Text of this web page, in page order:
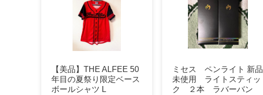
【美品】THE ALFEE 50
年目の夏祭り限定ベース
ボールシャツ L
ミセス ペンライト 新品
未使用 ライトスティッ
ク ２本 ラバーバン